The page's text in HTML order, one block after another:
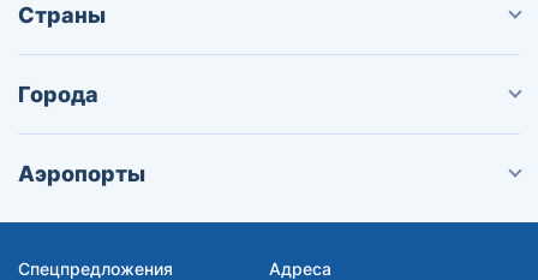
Страны
Города
Аэропорты
Спецпредложения Адреса